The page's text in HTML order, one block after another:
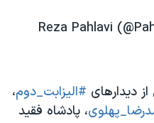
دیدارهای #الیزابت_دوم،
، پادشاه فقید